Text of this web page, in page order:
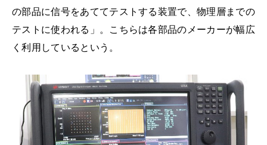
の部品に信号をあててテストする装置で、物理層までの
テストに使われる」。こちらは各部品のメーカーが幅広
く利用しているという。